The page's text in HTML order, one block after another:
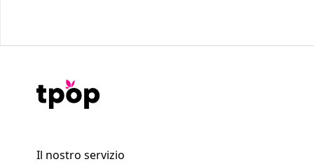
Il nostro servizio